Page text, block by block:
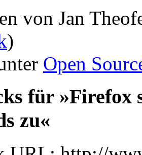
von Jan
)
Open
für »Firefox
zu«